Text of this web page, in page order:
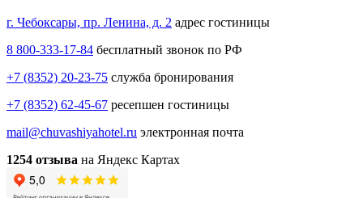
г. Чебоксары, пр. Ленина, д. 2 адрес гостиницы
8 800-333-17-84 бесплатный звонок по РФ
+7 (8352) 20-23-75 служба бронирования
+7 (8352) 62-45-67 ресепшен гостиницы
mail@chuvashiyahotel.ru электронная почта
1254 отзыва на Яндекс Картах